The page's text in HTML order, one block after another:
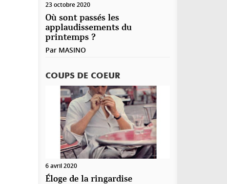
23 octobre 2020
Où sont passés les
applaudissements du
printemps ?
Par MASINO
COUPS DE COEUR
6 avril 2020
Éloge de la ringardise